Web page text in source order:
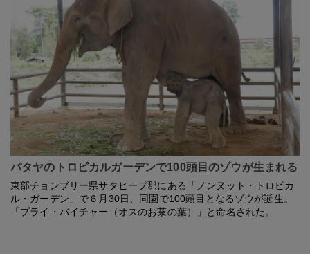
パタヤのトロピカルガーデンで100頭目のゾウが生まれる
東部チョンブリー県サタヒープ郡にある「ノンヌット・トロピカ
ル・ガーデン」で６月30日、同園で100頭目となるゾウが誕生。
「プライ・バイチャー（オスのお茶の葉）」と命名された。